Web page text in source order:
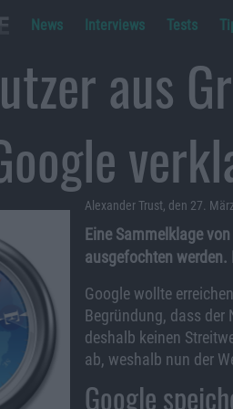
News Interviews Tests
aus
Alexander Trust, den 27.
Eine Sammelklage
ausgefochten
Google wollte
Begründung, dass der
deshalb keinen
ab, weshalb nun der
Google